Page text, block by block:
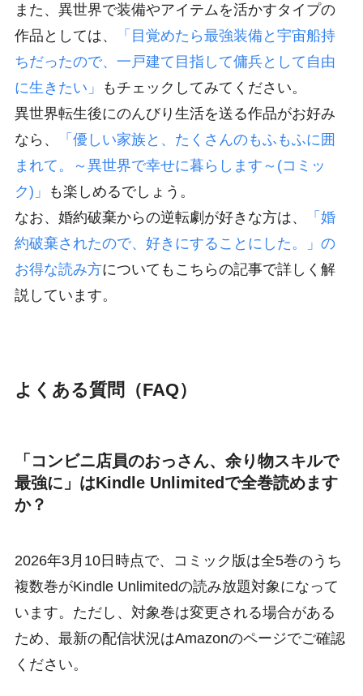
また、異世界で装備やアイテムを活かすタイプの
作品としては、
「目覚めたら最強装備と宇宙船持
ちだったので、一戸建て目指して傭兵として自由
に生きたい」
もチェックしてみてください。
異世界転生後にのんびり生活を送る作品がお好み
なら、
「優しい家族と、たくさんのもふもふに囲
まれて。～異世界で幸せに暮らします～(コミッ
ク)」
も楽しめるでしょう。
なお、婚約破棄からの逆転劇が好きな方は、
「婚
約破棄されたので、好きにすることにした。」の
お得な読み方についてもこちらの記事で詳しく解
説しています。
よくある質問（FAQ）
「コンビニ店員のおっさん、余り物スキルで
最強に」はKindle Unlimitedで全巻読めます
か？
2026年3月10日時点で、コミック版は全5巻のうち
複数巻がKindle Unlimitedの読み放題対象になって
います。ただし、対象巻は変更される場合がある
ため、最新の配信状況はAmazonのページでご確認
ください。